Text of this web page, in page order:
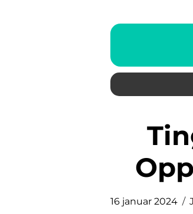
Ting å gjøre i Fredrikstad:
16 januar 2024